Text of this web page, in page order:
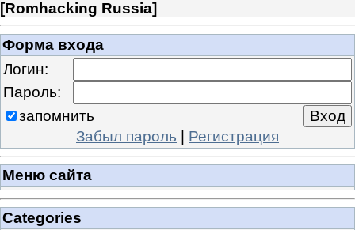
[Romhacking Russia]
Форма входа
Логин:
Пароль:
запомнить
Забыл пароль | Регистрация
Меню сайта
Categories